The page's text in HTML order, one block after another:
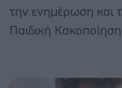
την ενημέρωση και
Παιδική Κακοποίηση.